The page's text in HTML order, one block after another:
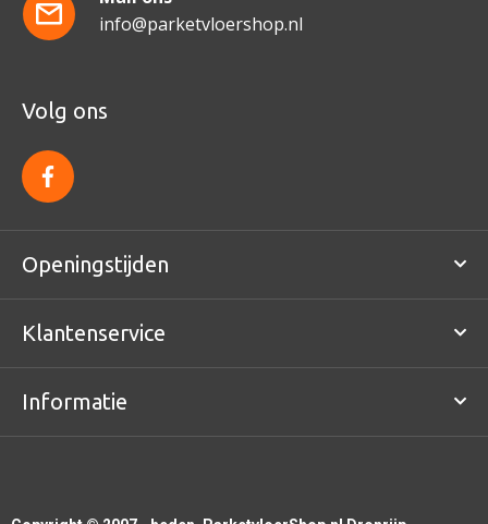
info@parketvloershop.nl
Volg ons
f
a
c
e
o
o
Openingstijden
Klantenservice
Informatie